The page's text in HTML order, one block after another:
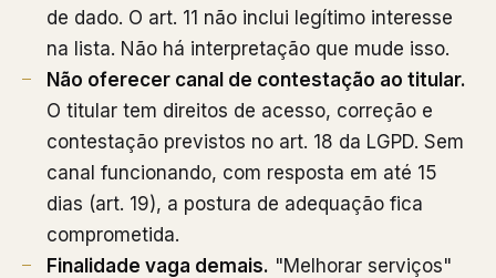
de dado. O art. 11 não inclui legítimo interesse
na lista. Não há interpretação que mude isso.
Não oferecer canal de contestação ao titular.
O titular tem direitos de acesso, correção e
contestação previstos no art. 18 da LGPD. Sem
canal funcionando, com resposta em até 15
dias (art. 19), a postura de adequação fica
comprometida.
Finalidade vaga demais. "Melhorar serviços"